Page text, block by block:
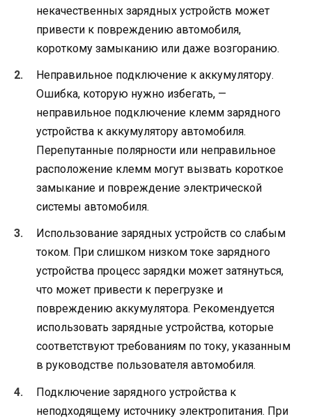
некачественных зарядных устройств может
привести к повреждению автомобиля,
короткому замыканию или даже возгоранию.
Неправильное подключение к аккумулятору.
Ошибка, которую нужно избегать, —
неправильное подключение клемм зарядного
устройства к аккумулятору автомобиля.
Перепутанные полярности или неправильное
расположение клемм могут вызвать короткое
замыкание и повреждение электрической
системы автомобиля.
Использование зарядных устройств со слабым
током. При слишком низком токе зарядного
устройства процесс зарядки может затянуться,
что может привести к перегрузке и
повреждению аккумулятора. Рекомендуется
использовать зарядные устройства, которые
соответствуют требованиям по току, указанным
в руководстве пользователя автомобиля.
Подключение зарядного устройства к
неподходящему источнику электропитания. При